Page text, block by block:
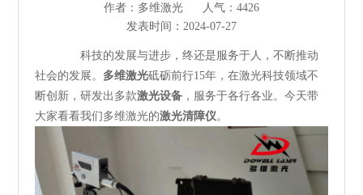
解决方案
作者：多维激光
人气：4426
发表时间：2024-07-27
科技的发展与进步，终还是服务于人，不断推动
社会的发展。 多维激光砥砺前行15年，在激光科技领域不
断创新，研发出多款激光设备 ，服务于各行各业。今天带
大家看看我们多维激光的激光清障仪。